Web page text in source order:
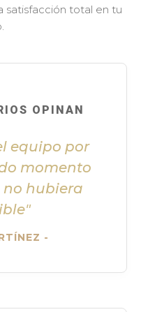
satisfacción total en tu
OPINAN
equipo por
momento
no hubiera
-